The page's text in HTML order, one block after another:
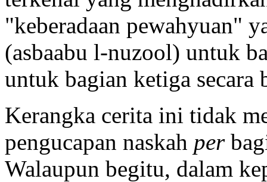
"keberadaan pewahyuan"
(asbaabu l-nuzool) untuk
untuk bagian ketiga secara
Kerangka cerita ini tidak
pengucapan naskah per
Walaupun begitu, dalam